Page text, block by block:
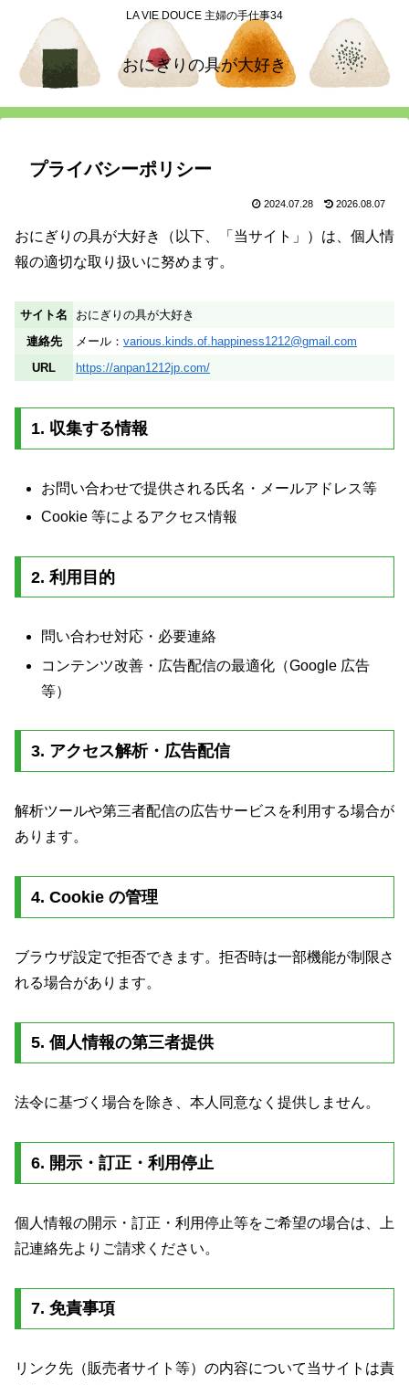
LA VIE DOUCE 主婦の手仕事34
おにぎりの具が大好き
プライバシーポリシー
2024.07.28 2026.08.07
おにぎりの具が大好き（以下、「当サイト」）は、個人情
報の適切な取り扱いに努めます。
サイト名
おにぎりの具が大好き
連絡先
メール： various.kinds.of.happiness1212@gmail.com
URL
https://anpan1212jp.com/
1. 収集する情報
お問い合わせで提供される氏名・メールアドレス等
Cookie 等によるアクセス情報
2. 利用目的
問い合わせ対応・必要連絡
コンテンツ改善・広告配信の最適化（Google 広告
等）
3. アクセス解析・広告配信
解析ツールや第三者配信の広告サービスを利用する場合が
あります。
4. Cookie の管理
ブラウザ設定で拒否できます。拒否時は一部機能が制限さ
れる場合があります。
5. 個人情報の第三者提供
法令に基づく場合を除き、本人同意なく提供しません。
6. 開示・訂正・利用停止
個人情報の開示・訂正・利用停止等をご希望の場合は、上
記連絡先よりご請求ください。
7. 免責事項
リンク先（販売者サイト等）の内容について当サイトは責